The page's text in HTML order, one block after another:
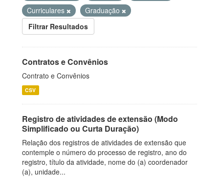
Curriculares
Graduação
Filtrar Resultados
Contratos e Convênios
Contrato e Convênios
CSV
Registro de atividades de extensão (Modo
Simplificado ou Curta Duração)
Relação dos registros de atividades de extensão que
contemple o número do processo de registro, ano do
registro, título da atividade, nome do (a) coordenador
(a), unidade...